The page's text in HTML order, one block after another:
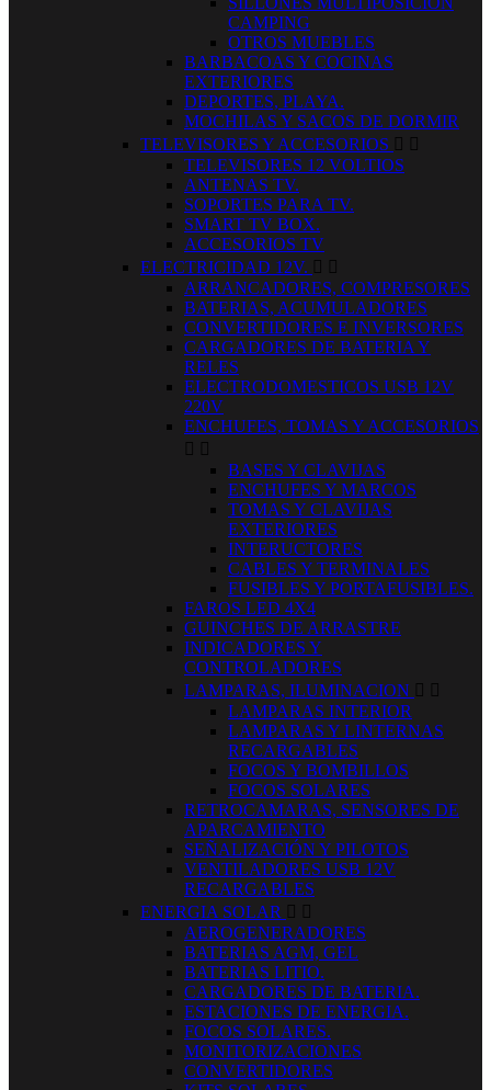
CAMPING
OTROS MUEBLES
BARBACOAS Y COCINAS
EXTERIORES
DEPORTES, PLAYA.
MOCHILAS Y SACOS DE DORMIR
TELEVISORES Y ACCESORIOS  
TELEVISORES 12 VOLTIOS
ANTENAS TV.
SOPORTES PARA TV.
SMART TV BOX.
ACCESORIOS TV
ELECTRICIDAD 12V.  
ARRANCADORES, COMPRESORES
BATERIAS, ACUMULADORES
CONVERTIDORES E INVERSORES
CARGADORES DE BATERIA Y
RELES
ELECTRODOMESTICOS USB 12V
220V
ENCHUFES, TOMAS Y ACCESORIOS
 
BASES Y CLAVIJAS
ENCHUFES Y MARCOS
TOMAS Y CLAVIJAS
EXTERIORES
INTERUCTORES
CABLES Y TERMINALES
FUSIBLES Y PORTAFUSIBLES.
FAROS LED 4X4
GUINCHES DE ARRASTRE
INDICADORES Y
CONTROLADORES
LAMPARAS, ILUMINACION  
LAMPARAS INTERIOR
LAMPARAS Y LINTERNAS
RECARGABLES
FOCOS Y BOMBILLOS
FOCOS SOLARES
RETROCAMARAS, SENSORES DE
APARCAMIENTO
SEÑALIZACIÓN Y PILOTOS
VENTILADORES USB 12V
RECARGABLES
ENERGIA SOLAR  
AEROGENERADORES
BATERIAS AGM, GEL
BATERIAS LITIO.
CARGADORES DE BATERIA.
ESTACIONES DE ENERGIA.
FOCOS SOLARES.
MONITORIZACIONES
CONVERTIDORES